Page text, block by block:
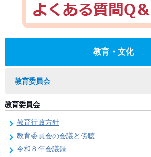
教育・文化
教育委員会
教育委員会
教育行政方針
教育委員会の会議と傍聴
令和８年会議録